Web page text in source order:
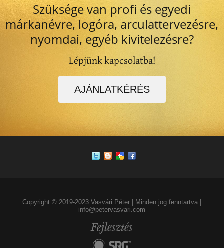
Szüksége van profi és egyedi
márkanévre, logóra, arculattervezésre,
nyomdai, egyéb kivitelezésre?
Lépjünk kapcsolatba!
AJÁNLATKÉRÉS
Copyright © 2019-2023 Vasvári Péter | Minden jog fenntartva |
info@petervasvari.com
Fejlesztés